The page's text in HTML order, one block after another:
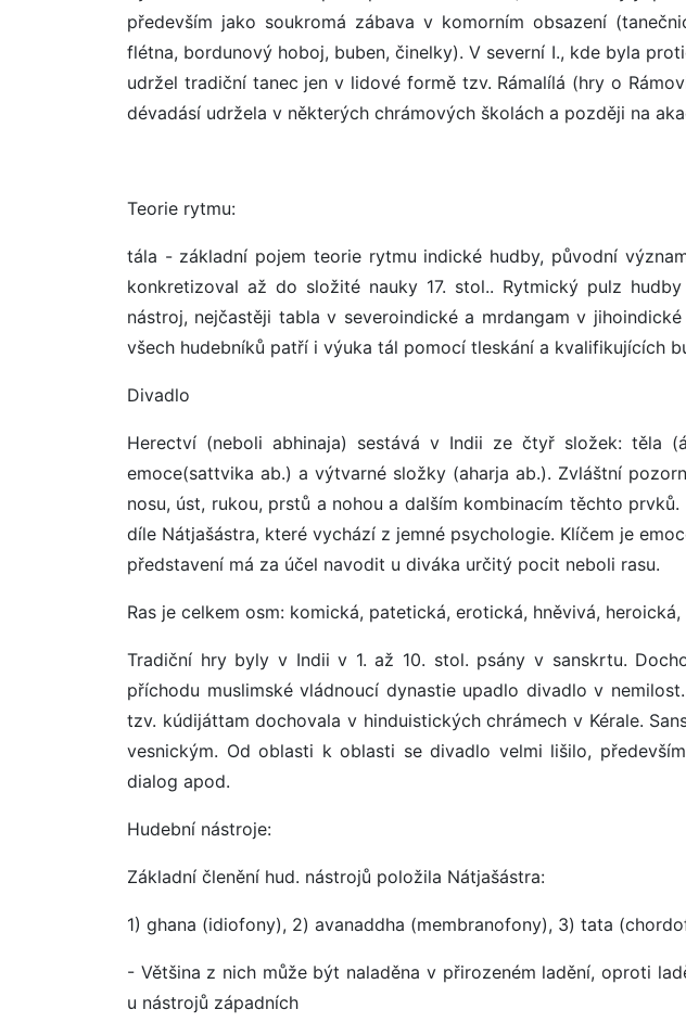
především jako soukromá zábava v komorním obsazení
flétna, bordunový hoboj, buben, činelky). V severní I., kde byla
udržel tradiční tanec jen v lidové formě tzv. Rámalílá (hry o
dévadásí udržela v některých chrámových školách a později na
Teorie rytmu:
tála - základní pojem teorie rytmu indické hudby, původní
konkretizoval až do složité nauky 17. stol.. Rytmický pulz
nástroj, nejčastěji tabla v severoindické a mrdangam v
všech hudebníků patří i výuka tál pomocí tleskání a kvalifikujících
Divadlo
Herectví (neboli abhinaja) sestává v Indii ze čtyř složek: těla
emoce(sattvika ab.) a výtvarné složky (aharja ab.). Zvláštní
nosu, úst, rukou, prstů a nohou a dalším kombinacím těchto
díle Nátjašástra, které vychází z jemné psychologie. Klíčem je
představení má za účel navodit u diváka určitý pocit neboli rasu.
Ras je celkem osm: komická, patetická, erotická, hněvivá,
Tradiční hry byly v Indii v 1. až 10. stol. psány v sanskrtu.
příchodu muslimské vládnoucí dynastie upadlo divadlo v
tzv. kúdijáttam dochovala v hinduistických chrámech v Kérale.
vesnickým. Od oblasti k oblasti se divadlo velmi lišilo,
dialog apod.
Hudební nástroje:
Základní členění hud. nástrojů položila Nátjašástra:
1) ghana (idiofony), 2) avanaddha (membranofony), 3) tata
- Většina z nich může být naladěna v přirozeném ladění, oproti
u nástrojů západních